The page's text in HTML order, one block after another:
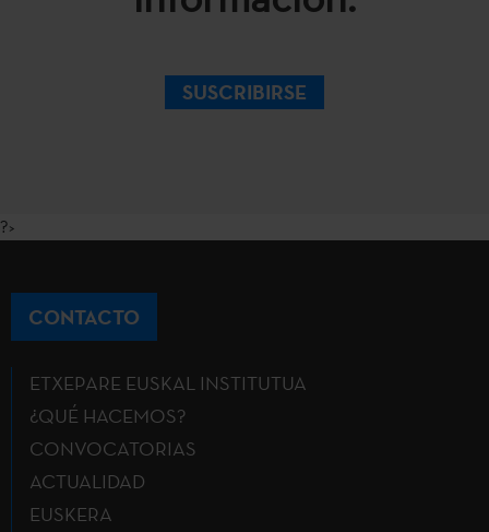
SUSCRIBIRSE
?>
CONTACTO
ETXEPARE EUSKAL INSTITUTUA
¿QUÉ HACEMOS?
CONVOCATORIAS
ACTUALIDAD
EUSKERA